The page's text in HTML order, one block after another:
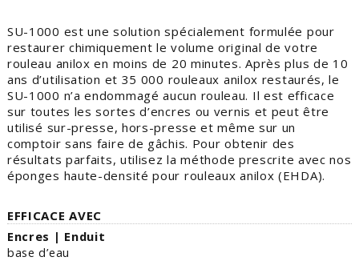
SU-1000 est une solution spécialement formulée pour
restaurer chimiquement le volume original de votre
rouleau anilox en moins de 20 minutes. Après plus de 10
ans d’utilisation et 35 000 rouleaux anilox restaurés, le
SU-1000 n’a endommagé aucun rouleau. Il est efficace
sur toutes les sortes d’encres ou vernis et peut être
utilisé sur-presse, hors-presse et même sur un
comptoir sans faire de gâchis. Pour obtenir des
résultats parfaits, utilisez la méthode prescrite avec nos
éponges haute-densité pour rouleaux anilox (EHDA).
EFFICACE AVEC
Encres | Enduit
base d’eau